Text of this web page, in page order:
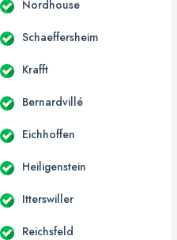
Nordhouse
Schaeffersheim
Krafft
Bernardvillé
Eichhoffen
Heiligenstein
Itterswiller
Reichsfeld